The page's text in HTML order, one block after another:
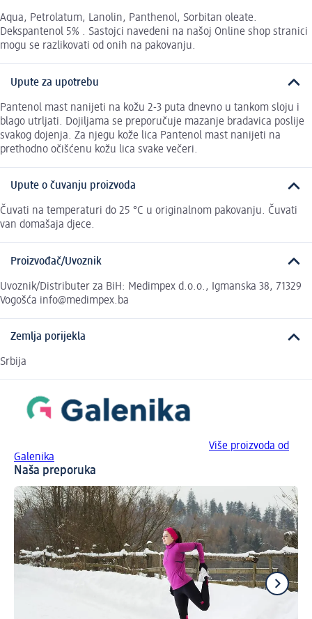
Aqua, Petrolatum, Lanolin, Panthenol, Sorbitan oleate.
Dekspantenol 5% . Sastojci navedeni na našoj Online shop stranici
mogu se razlikovati od onih na pakovanju.
Upute za upotrebu
Pantenol mast nanijeti na kožu 2-3 puta dnevno u tankom sloju i
blago utrljati. Dojiljama se preporučuje mazanje bradavica poslije
svakog dojenja. Za njegu kože lica Pantenol mast nanijeti na
prethodno očišćenu kožu lica svake večeri.
Upute o čuvanju proizvoda
Čuvati na temperaturi do 25 °C u originalnom pakovanju. Čuvati
van domašaja djece.
Proizvođač/Uvoznik
Uvoznik/Distributer za BiH: Medimpex d.o.o., Igmanska 38, 71329
Vogošća info@medimpex.ba
Zemlja porijekla
Srbija
Više proizvoda od
Galenika
Naša preporuka